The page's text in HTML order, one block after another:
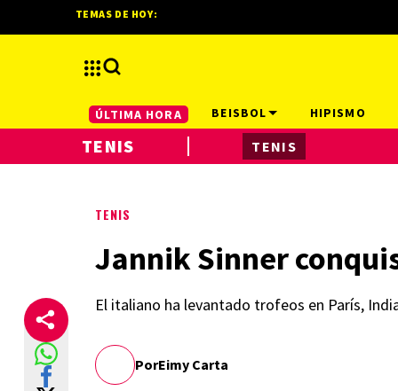
TENIS
Jannik Sinner
El italiano ha levantado trofeos en París,
PorEimy Carta
TEMAS DE HOY:
ÚLTIMA HORA BEISBOL HIPISMO
TENIS TENIS